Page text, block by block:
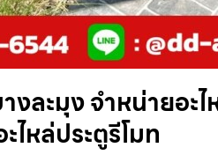
ละมุง จำหน่ายอะ
ไหล่ประตูรีโมท